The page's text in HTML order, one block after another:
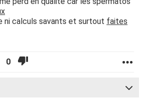
ni calculs savants et surtout faites
0